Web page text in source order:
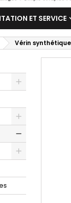
ET SERVICE
Vérin